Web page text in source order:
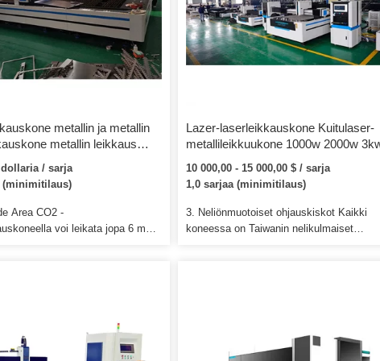
metallin ja metallin
metallin leikkaus
dollaria / sarja
(minimitilaus)
Area CO2 -
voi leikata jopa 6 m
tai skypellä ja sähköpostitse.
Lazer-laserleikkauskone Kuitulaser-
metallileikkuukone 1000w 2000w
3015 kuituoptiset laitteet Cnc-Lazer-
leikkuri hiilimetallikuitu-
laserleikkauskone ruostumattomasta
teräslevystä
10 000,00 - 15 000,00 $ / sarja
1,0 sarjaa (minimitilaus)
3. Neliönmuotoiset ohjauskiskot Kaikki
koneessa on Taiwanin nelikulmaiset